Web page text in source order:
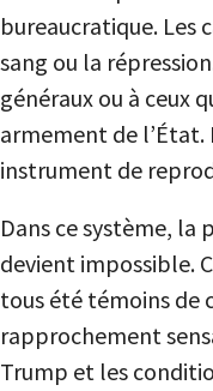
bureaucratique. Les
sang ou la
généraux ou à ceux
armement de
instrument de
Dans ce système, la
devient impossible.
tous été témoins de
rapprochement
Trump et les